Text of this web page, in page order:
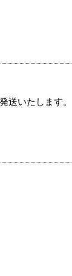
送いたします。